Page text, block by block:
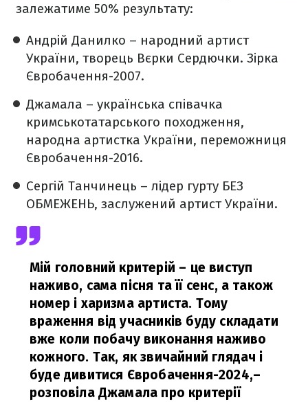
залежатиме 50% результату:
Андрій Данилко – народний артист
України, творець Вєрки Сердючки. Зірка
Євробачення-2007.
Джамала – українська співачка
кримськотатарського походження,
народна артистка України, переможниця
Євробачення-2016.
Сергій Танчинець – лідер гурту БЕЗ
ОБМЕЖЕНЬ, заслужений артист України.
Мій головний критерій – це виступ
наживо, сама пісня та її сенс, а також
номер і харизма артиста. Тому
враження від учасників буду складати
вже коли побачу виконання наживо
кожного. Так, як звичайний глядач і
буде дивитися Євробачення-2024,–
розповіла Джамала про критерії